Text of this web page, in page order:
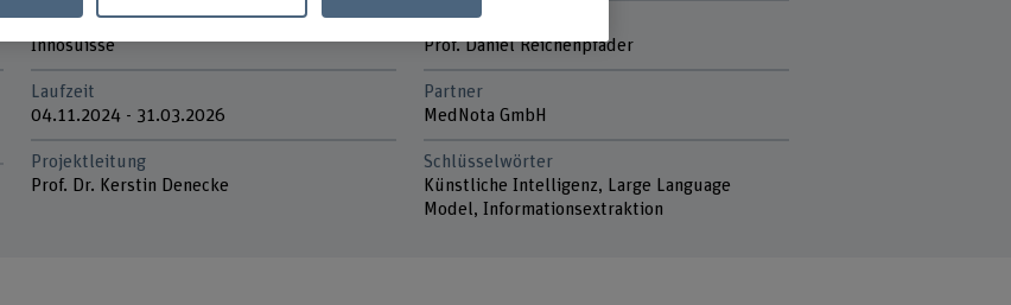
Förderorganisation
Innosuisse
Laufzeit
04.11.2024 - 31.03.2026
Projektleitung
Prof. Dr. Kerstin Denecke
Projektmitarbeitende
Prof. Daniel Reichenpfader
Partner
MedNota GmbH
Schlüsselwörter
Künstliche Intelligenz, Large Language
Model, Informationsextraktion